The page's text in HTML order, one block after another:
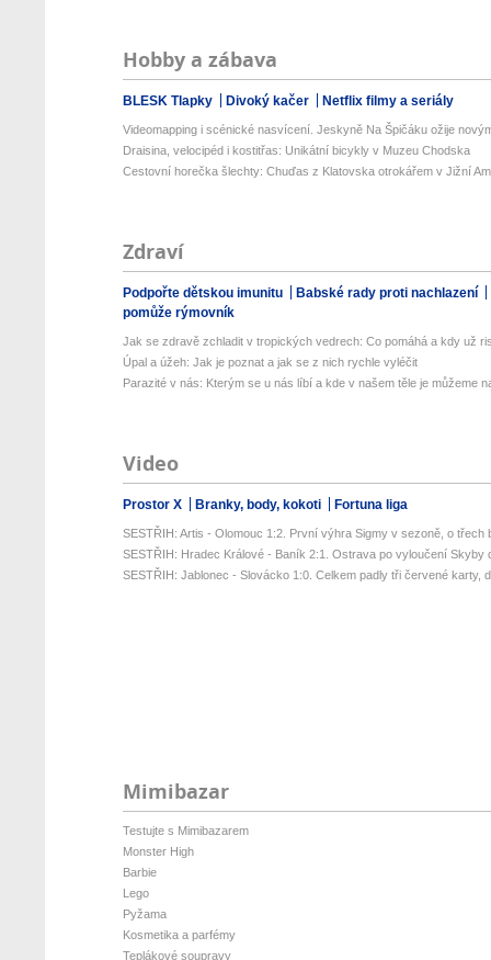
Hobby a zábava
BLESK Tlapky Divoký kačer Netflix filmy a seriály
Videomapping i scénické nasvícení. Jeskyně Na Špičáku ožije
Draisina, velocipéd i kostitřas: Unikátní bicykly v Muzeu Chodska
Cestovní horečka šlechty: Chuďas z Klatovska otrokářem v Jižní
Zdraví
Podpořte dětskou imunitu
Babské rady proti nachlazení
pomůže rýmovník
Jak se zdravě zchladit v tropických vedrech: Co pomáhá a kdy už
Úpal a úžeh: Jak je poznat a jak se z nich rychle vyléčit
Parazité v nás: Kterým se u nás líbí a kde v našem těle je můžeme
Video
Prostor X Branky, body, kokoti Fortuna liga
SESTŘIH: Artis - Olomouc 1:2. První výhra Sigmy v sezoně, o třech
SESTŘIH: Hradec Králové - Baník 2:1. Ostrava po vyloučení Skyby
SESTŘIH: Jablonec - Slovácko 1:0. Celkem padly tři červené karty,
Mimibazar
Testujte s Mimibazarem
Monster High
Barbie
Lego
Pyžama
Kosmetika a parfémy
Teplákové soupravy